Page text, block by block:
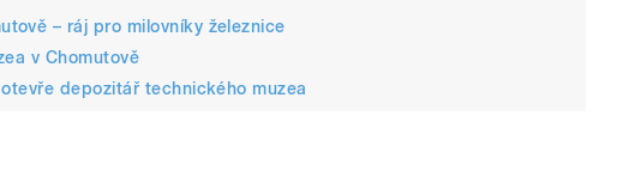
– ráj pro milovníky železnice
v Chomutově
depozitář technického muzea